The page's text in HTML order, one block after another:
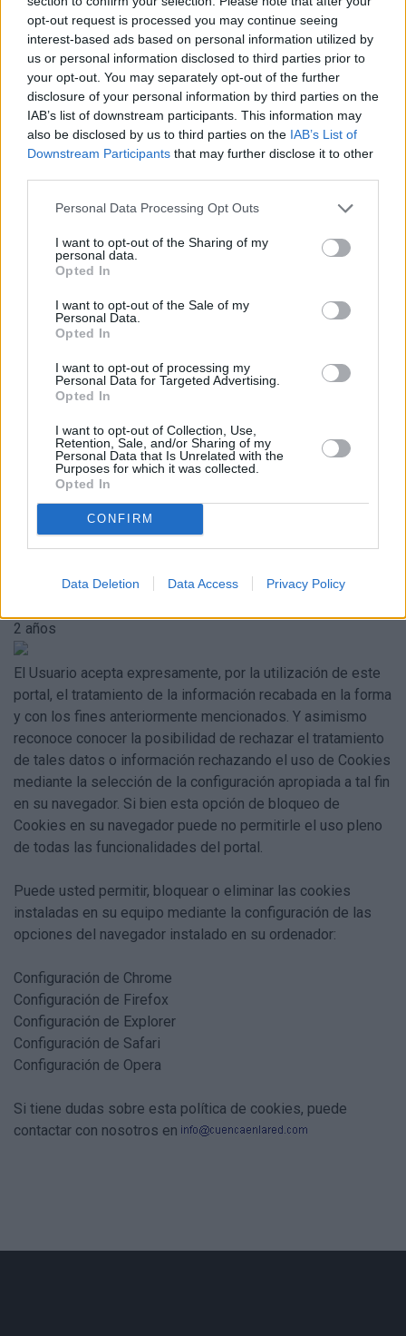
opt-out request is processed you may continue seeing
interest-based ads based on personal information utilized by
us or personal information disclosed to third parties prior to
your opt-out. You may separately opt-out of the further
disclosure of your personal information by third parties on the
IAB’s list of downstream participants. This information may
also be disclosed by us to third parties on the IAB’s List of
Downstream Participants that may further disclose it to other
Personal Data Processing Opt Outs
I want to opt-out of the Sharing of my
personal data.
Opted In
I want to opt-out of the Sale of my
Personal Data.
Opted In
I want to opt-out of processing my
Personal Data for Targeted Advertising.
Opted In
I want to opt-out of Collection, Use,
Retention, Sale, and/or Sharing of my
Personal Data that Is Unrelated with the
Purposes for which it was collected.
Opted In
CONFIRM
Data Deletion Data Access Privacy Policy
los espacios publicitarios que, en su caso, el editor haya
incluido en una página web, aplicación o plataforma desde
la que presta el servicio solicitado. Estas cookies
almacenan información del comportamiento de los usuarios
obtenida a través de la observación continuada de sus
hábitos de navegación, lo que permite desarrollar un perfil
específico para mostrar publicidad en función del mismo.
Obligatoria para saber la elección del usuario sobre
cookies
Cookie
Caducidad
Google Analytics
Usada por Google Analytics para limitar el porcentaje de
solicitudes y distinguir a los usuarios.Ver política
_ga_M68KJC1DRT
Caducidad
2 años
El Usuario acepta expresamente, por la utilización de este
portal, el tratamiento de la información recabada en la forma
y con los fines anteriormente mencionados. Y asimismo
reconoce conocer la posibilidad de rechazar el tratamiento
de tales datos o información rechazando el uso de Cookies
mediante la selección de la configuración apropiada a tal fin
en su navegador. Si bien esta opción de bloqueo de
Cookies en su navegador puede no permitirle el uso pleno
de todas las funcionalidades del portal.
Puede usted permitir, bloquear o eliminar las cookies
instaladas en su equipo mediante la configuración de las
opciones del navegador instalado en su ordenador:
Configuración de Chrome
Configuración de Firefox
Configuración de Explorer
Configuración de Safari
Configuración de Opera
Si tiene dudas sobre esta política de cookies, puede
contactar con nosotros en